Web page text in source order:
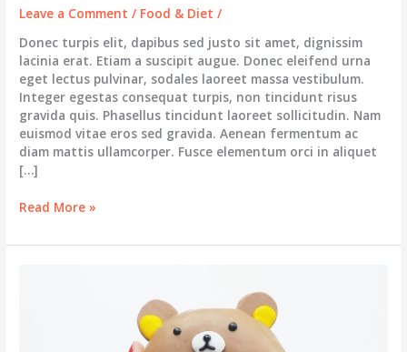
Leave a Comment / Food & Diet /
Donec turpis elit, dapibus sed justo sit amet, dignissim
lacinia erat. Etiam a suscipit augue. Donec eleifend urna
eget lectus pulvinar, sodales laoreet massa vestibulum.
Integer egestas consequat turpis, non tincidunt risus
gravida quis. Phasellus tincidunt laoreet sollicitudin. Nam
euismod vitae eros sed gravida. Aenean fermentum ac
diam mattis ullamcorper. Fusce elementum orci in aliquet
[…]
Surprise
Pup
Read More »